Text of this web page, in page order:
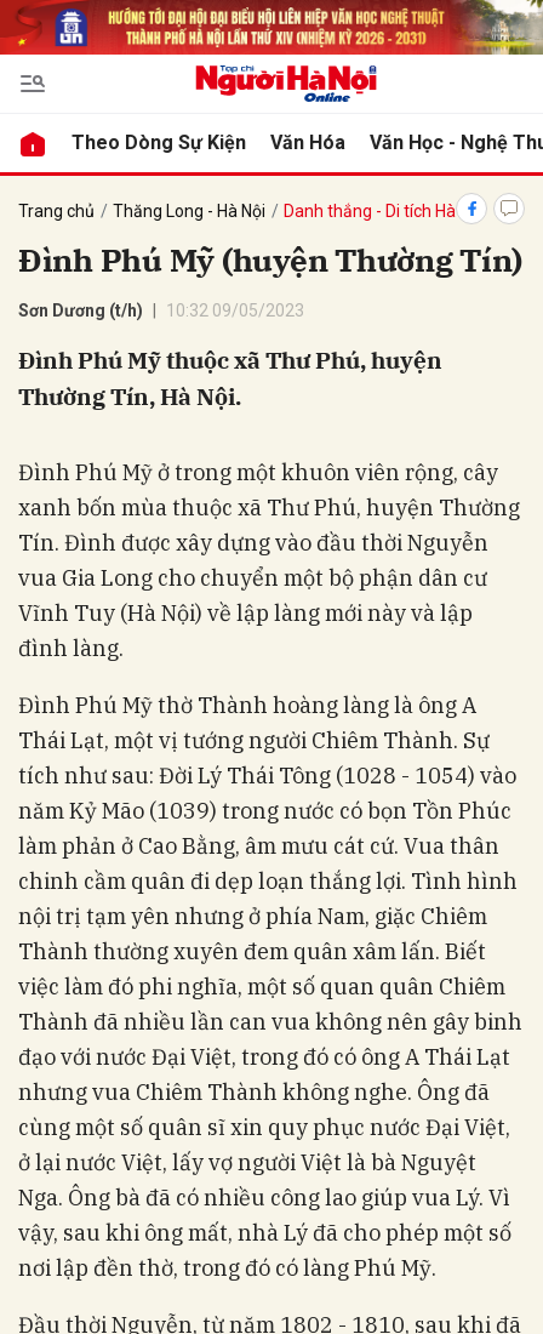
Theo Dòng Sự Kiện Văn Hóa Văn Học - Nghệ
Trang chủ Thăng Long - Hà Nội Danh thắng - Di tích Hà Nội
Đình Phú Mỹ (huyện Thường Tín)
Sơn Dương (t/h) 10:32 09/05/2023
Đình Phú Mỹ thuộc xã Thư Phú, huyện
Thường Tín, Hà Nội.
Đình Phú Mỹ ở trong một khuôn viên rộng, cây
xanh bốn mùa thuộc xã Thư Phú, huyện Thường
Tín. Đình được xây dựng vào đầu thời Nguyễn
vua Gia Long cho chuyển một bộ phận dân cư
Vĩnh Tuy (Hà Nội) về lập làng mới này và lập
đình làng.
Đình Phú Mỹ thờ Thành hoàng làng là ông A
Thái Lạt, một vị tướng người Chiêm Thành. Sự
tích như sau: Đời Lý Thái Tông (1028 - 1054) vào
năm Kỷ Mão (1039) trong nước có bọn Tồn Phúc
làm phản ở Cao Bằng, âm mưu cát cứ. Vua thân
chinh cầm quân đi dẹp loạn thắng lợi. Tình hình
nội trị tạm yên nhưng ở phía Nam, giặc Chiêm
Thành thường xuyên đem quân xâm lấn. Biết
việc làm đó phi nghĩa, một số quan quân Chiêm
Thành đã nhiều lần can vua không nên gây binh
đạo với nước Đại Việt, trong đó có ông A Thái Lạt
nhưng vua Chiêm Thành không nghe. Ông đã
cùng một số quân sĩ xin quy phục nước Đại Việt,
ở lại nước Việt, lấy vợ người Việt là bà Nguyệt
Nga. Ông bà đã có nhiều công lao giúp vua Lý. Vì
vậy, sau khi ông mất, nhà Lý đã cho phép một số
nơi lập đền thờ, trong đó có làng Phú Mỹ.
Đầu thời Nguyễn, từ năm 1802 - 1810, sau khi đã
luận